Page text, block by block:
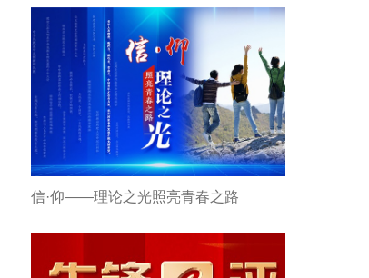
信·仰——理论之光照亮青春之路